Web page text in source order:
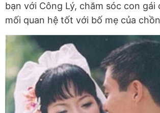
bạn với Công Lý, chăm sóc con gái
mối quan hệ tốt với bố mẹ của